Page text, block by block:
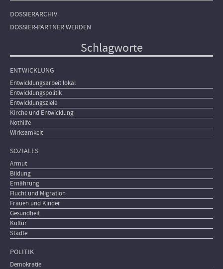
DOSSIERARCHIV
DOSSIER-PARTNER WERDEN
Schlagworte
ENTWICKLUNG
Entwicklungsarbeit lokal
Entwicklungspolitik
Entwicklungsziele
Kirche und Entwicklung
Nothilfe
Wirksamkeit
SOZIALES
Armut
Bildung
Ernährung
Flucht und Migration
Frauen und Kinder
Gesundheit
Kultur
Städte
POLITIK
Demokratie